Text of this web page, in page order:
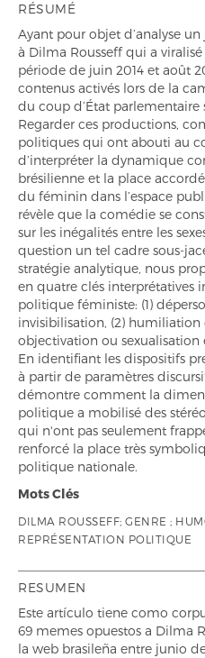
RÉSUMÉ
Ayant pour objet d’analyse
à Dilma Rousseff qui a
période de juin 2014 et août
contenus activés lors de la
du coup d’État parlementaire
Regarder ces productions,
politiques qui ont abouti au
d’interpréter la dynamique
brésilienne et la place
du féminin dans l’espace
révèle que la comédie se
sur les inégalités entre les
question un tel cadre sous-
stratégie analytique, nous
en quatre clés interprétatives
politique féministe: (1)
invisibilisation, (2) humiliation
objectivation ou sexualisation
En identifiant les dispositifs
à partir de paramètres
démontre comment la
politique a mobilisé des
qui n'ont pas seulement
renforcé la place très
politique nationale.
Mots Clés
DILMA ROUSSEFF; GENRE ;
REPRÉSENTATION POLITIQUE
RESUMEN
Este artículo tiene como
69 memes opuestos a Dilma
la web brasileña entre junio